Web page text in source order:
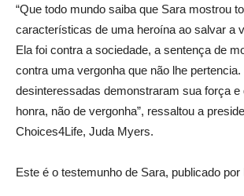
“Que todo mundo saiba que Sara mostrou
características de uma heroína ao salvar a
Ela foi contra a sociedade, a sentença de
contra uma vergonha que não lhe
desinteressadas demonstraram sua força e
honra, não de vergonha”, ressaltou a
Choices4Life, Juda Myers.
Este é o testemunho de Sara, publicado por